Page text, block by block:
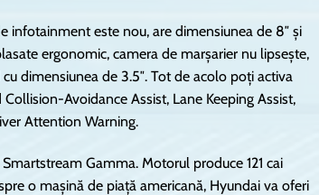
infotainment este nou, are dimensiunea de 8″ și
ergonomic, camera de marșarier nu lipsește,
dimensiunea de 3.5″. Tot de acolo poți activa
Avoidance Assist, Lane Keeping Assist,
Attention Warning.
Gamma. Motorul produce 121 cai
o mașină de piață americană, Hyundai va oferi